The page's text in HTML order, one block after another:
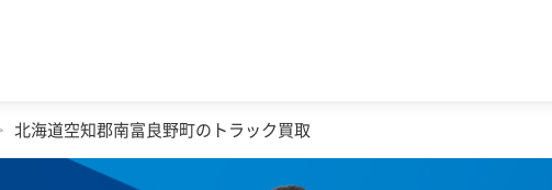
北海道空知郡南富良野町のトラック買取